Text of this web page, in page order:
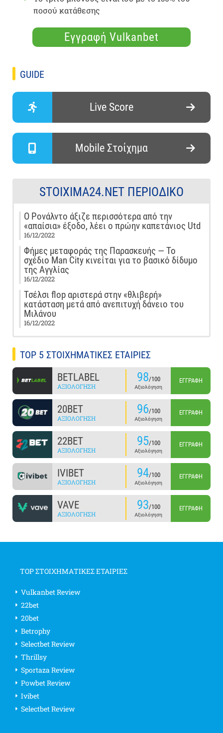
ποσού κατάθεσης
Εγγραφή Vulkanbet
GUIDE
Live Score
Mobile Στοίχημα
STOIXIMA24.NET ΠΕΡΙΟΔΙΚΌ
Ο Ρονάλντο άξιζε περισσότερα από την
«απαίσια» έξοδο, λέει ο πρώην καπετάνιος Utd
16/12/2022
Φήμες μεταφοράς της Παρασκευής — Το
σχέδιο Man City κινείται για το βασικό δίδυμο
της Αγγλίας
16/12/2022
Τσέλσι flop αριστερά στην «θλιβερή»
κατάσταση μετά από ανεπιτυχή δάνειο του
Μιλάνου
16/12/2022
TOP 5 ΣΤΟΙΧΗΜΑΤΙΚΕΣ ΕΤΑΙΡΙΕΣ
BETLABEL
ΑΞΙΟΛΌΓΗΣΗ
98/100
Αξιολόγηση
ΕΓΓΡΑΦΉ
20BET
ΑΞΙΟΛΌΓΗΣΗ
96/100
Αξιολόγηση
ΕΓΓΡΑΦΉ
22BET
ΑΞΙΟΛΌΓΗΣΗ
95/100
Αξιολόγηση
ΕΓΓΡΑΦΉ
IVIBET
ΑΞΙΟΛΌΓΗΣΗ
94/100
Αξιολόγηση
ΕΓΓΡΑΦΉ
VAVE
ΑΞΙΟΛΌΓΗΣΗ
93/100
Αξιολόγηση
ΕΓΓΡΑΦΉ
TOP ΣΤΟΙΧΗΜΑΤΙΚΕΣ ΕΤΑΙΡΙΕΣ
Vulkanbet Review
22bet
20bet
Betrophy
Selectbet Review
Thrillsy
Sportaza Review
Powbet Review
Ivibet
Selectbet Review